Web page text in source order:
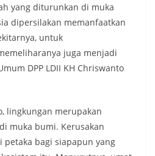
yang diturunkan di muka
dipersilakan memanfaatkan
untuk
juga menjadi
DPP LDII KH Chriswanto
lingkungan merupakan
muka bumi. Kerusakan
petaka bagi siapapun yang